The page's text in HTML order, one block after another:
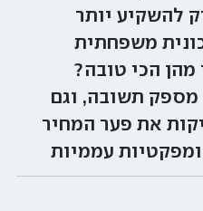
להשקיע יותר
משפחתית
מהן הכי טובה?
מספק תשובה, וגם
את פער המחיר
עממיות